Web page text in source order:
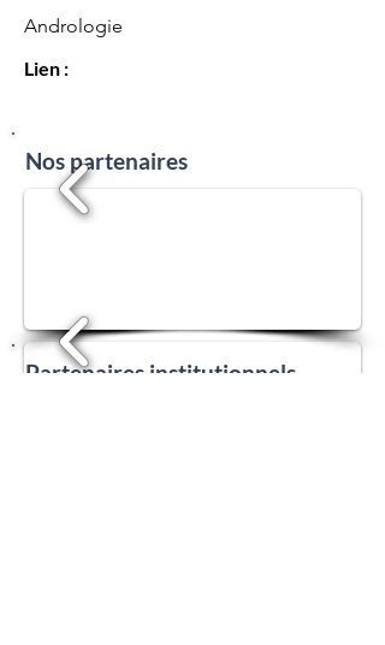
Andrologie
Lien :
Nos partenaires
Partenaires institutionnels